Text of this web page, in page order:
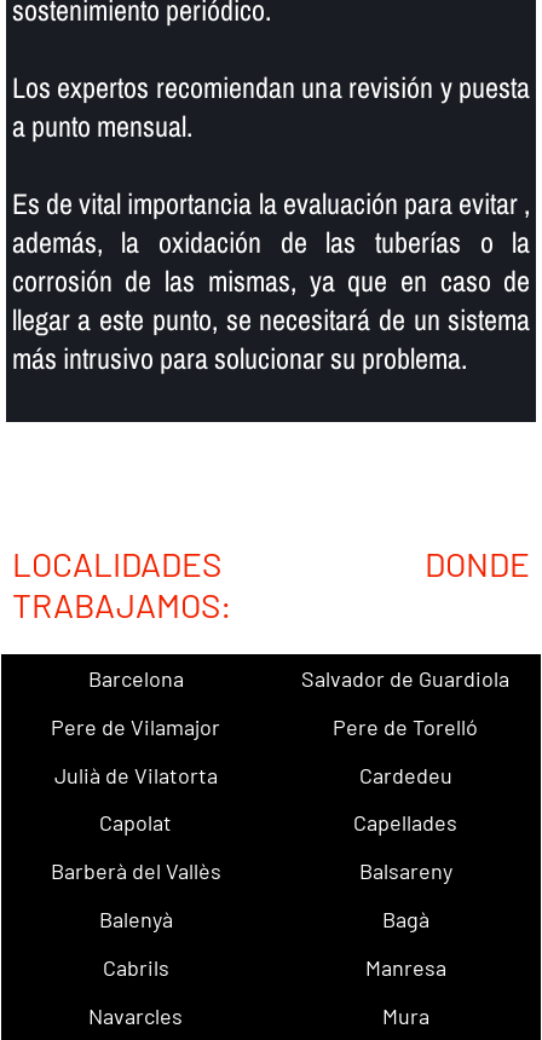
sostenimiento periódico.
Los expertos recomiendan una revisión y puesta
a punto mensual.
Es de vital importancia la evaluación para evitar ,
además, la oxidación de las tuberí­as o la
corrosión de las mismas, ya que en caso de
llegar a este punto, se necesitará de un sistema
más intrusivo para solucionar su problema.
LOCALIDADES DONDE
TRABAJAMOS:
Barcelona
Salvador de Guardiola
Pere de Vilamajor
Pere de Torelló
Julià de Vilatorta
Cardedeu
Capolat
Capellades
Barberà del Vallès
Balsareny
Balenyà
Bagà
Cabrils
Manresa
Navarcles
Mura